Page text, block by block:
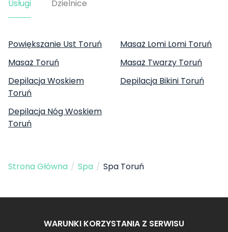
Usługi Dzielnice
Powiększanie Ust Toruń
Masaż Lomi Lomi Toruń
Masaż Toruń
Masaż Twarzy Toruń
Depilacja Woskiem
Toruń
Depilacja Bikini Toruń
Depilacja Nóg Woskiem
Toruń
Strona Główna / Spa / Spa Toruń
WARUNKI KORZYSTANIA Z SERWISU